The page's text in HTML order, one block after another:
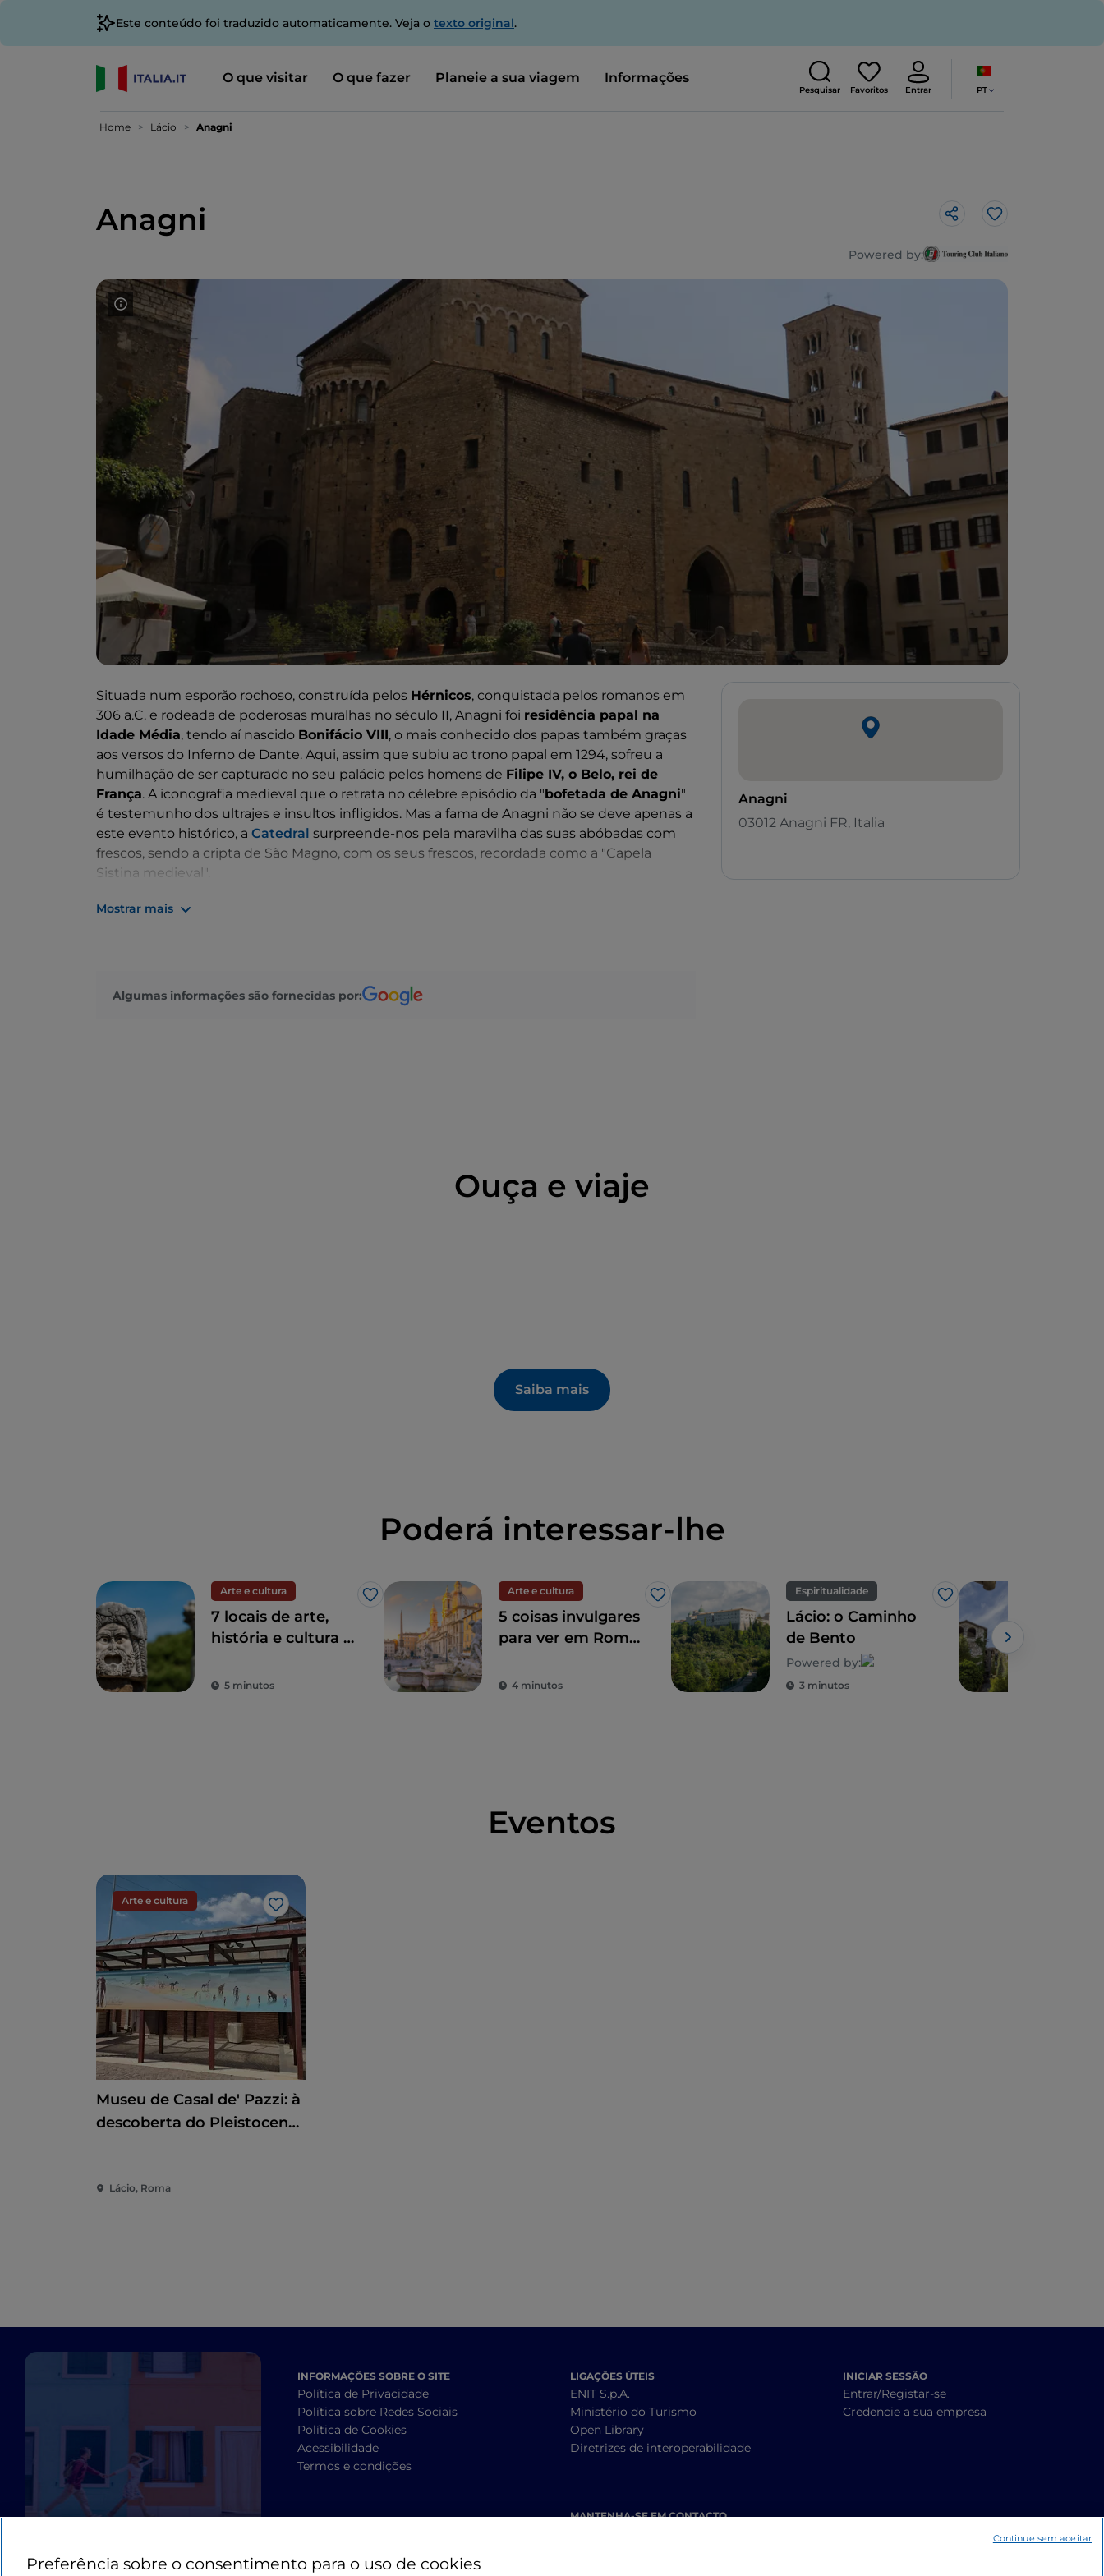
Este conteúdo foi traduzido automaticamente. Veja o texto original.
O que visitar O que fazer Planeie a sua viagem Informações
Pesquisar Favoritos Entrar PT
Home Lácio Anagni
Anagni Gosto
Powered by:
Situada num esporão rochoso, construída pelos Hérnicos, conquistada pelos romanos em
306 a.C. e rodeada de poderosas muralhas no século II, Anagni foi residência papal na
Idade Média, tendo aí nascido Bonifácio VIII, o mais conhecido dos papas também graças
aos versos do Inferno de Dante. Aqui, assim que subiu ao trono papal em 1294, sofreu a
humilhação de ser capturado no seu palácio pelos homens de Filipe IV, o Belo, rei de
França. A iconografia medieval que o retrata no célebre episódio da " bofetada de Anagni"
é testemunho dos ultrajes e insultos infligidos. Mas a fama de Anagni não se deve apenas a
este evento histórico, a Catedral surpreende-nos pela maravilha das suas abóbadas com
frescos, sendo a cripta de São Magno, com os seus frescos, recordada como a "Capela
Sistina medieval".
Mas os testemunhos medievais em Anagni não terminam aqui: caminhando pela rua
Comunale (que serve de Câmara Municipal) é também um austero edifício do século XII
com uma varanda do século XV. Igualmente contínua entre vários edifícios medievais é a
Mostrar mais
Algumas informações são fornecidas por:
Anagni
03012 Anagni FR, Italia
Ouça e viaje
Saiba mais
Poderá interessar-lhe
Arte e cultura
Gosto
7 locais de arte,
história e cultura a
5 minutos
Arte e cultura
Gosto
5 coisas invulgares
para ver em Roma
profano
4 minutos
Espiritualidade
Gosto
Lácio: o Caminho
de Bento
Powered by:
3 minutos
Eventos
Arte e cultura
Gosto
Museu de Casal de' Pazzi: à
descoberta do Pleistoceno
Lácio, Roma
INFORMAÇÕES SOBRE O SITE
Política de Privacidade
Política sobre Redes Sociais
Política de Cookies
Acessibilidade
Termos e condições
LIGAÇÕES ÚTEIS
ENIT S.p.A.
Ministério do Turismo
Open Library
Diretrizes de interoperabilidade
MANTENHA-SE EM CONTACTO
INICIAR SESSÃO
Entrar/Registar-se
Credencie a sua empresa
Preferência sobre o consentimento para o uso de cookies
Continue sem aceitar